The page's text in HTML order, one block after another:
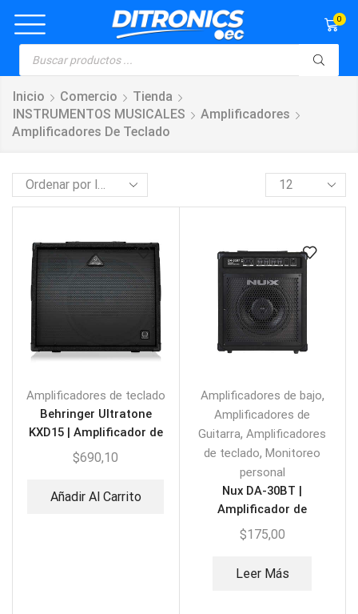
0
Inicio Comercio
Tienda
INSTRUMENTOS MUSICALES
Amplificadores
Amplificadores De Teclado
Amplificadores de teclado
Behringer Ultratone
KXD15 | Amplificador de
Teclado
$690,10
Añadir Al Carrito
Amplificadores de bajo,
Amplificadores de
Guitarra,Amplificadores
de teclado,Monitoreo
personal
Nux DA-30BT |
Amplificador de
Monitoreo Personal
$175,00
Leer Más